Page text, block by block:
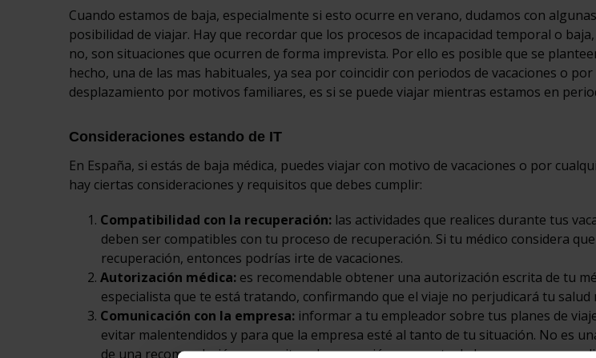
Cuando estamos de baja, especialmente si esto ocurre en verano, dudamos con
posibilidad de viajar. Hay que recordar que los procesos de incapacidad temporal o
no, son situaciones que ocurren de forma imprevista. Por ello es posible que se
hecho, una de las mas habituales, ya sea por coincidir con periodos de vacaciones o
desplazamiento por motivos familiares, es si se puede viajar mientras estamos en
Consideraciones estando de IT
En España, si estás de baja médica, puedes viajar con motivo de vacaciones o por
hay ciertas consideraciones y requisitos que debes cumplir:
Compatibilidad con la recuperación:las actividades que realices durante tus
deben ser compatibles con tu proceso de recuperación. Si tu médico considera
recuperación, entonces podrías irte de vacaciones.
Autorización médica:es recomendable obtener una autorización escrita de tu
especialista que te está tratando, confirmando que el viaje no perjudicará tu
Comunicación con la empresa:informar a tu empleador sobre tus planes de
evitar malentendidos y para que la empresa esté al tanto de tu situación. No es
de una recomendación para evitar alguna acción por parte de la empresa que